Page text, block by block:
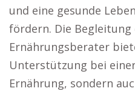
und eine gesunde
fördern. Die Begleitung
Ernährungsberater
Unterstützung bei
Ernährung, sondern